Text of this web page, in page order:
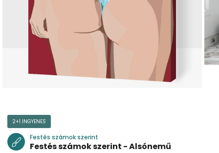
2+1 INGYENES
Festés számok szerint
Festés számok szerint - Alsónemű